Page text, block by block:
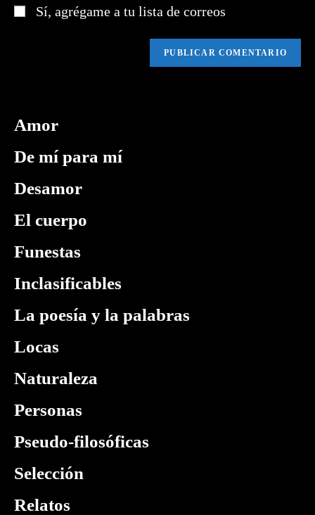
Sí, agrégame a tu lista de correos
Amor
De mí para mí
Desamor
El cuerpo
Funestas
Inclasificables
La poesía y la palabras
Locas
Naturaleza
Personas
Pseudo-filosóficas
Selección
Relatos